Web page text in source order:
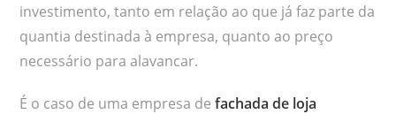
investimento, tanto em relação ao que já faz parte da
quantia destinada à empresa, quanto ao preço
necessário para alavancar.
É o caso de uma empresa defachada de loja